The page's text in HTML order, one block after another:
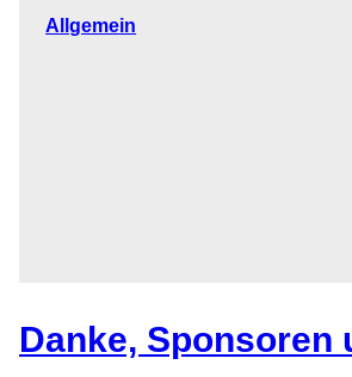
Allgemein
Danke, Sponsoren